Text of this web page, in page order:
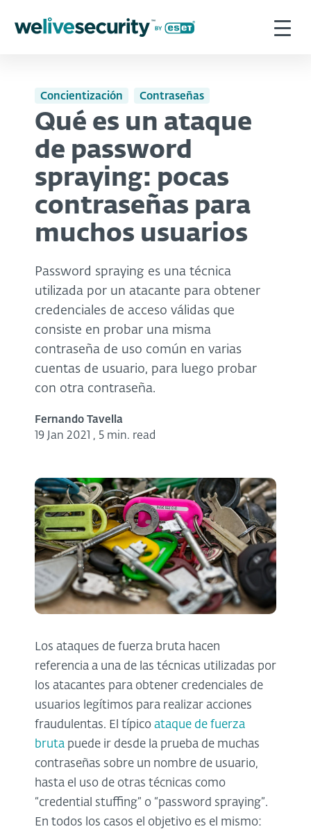
Concientización Contraseñas
Qué es un ataque
de password
spraying: pocas
contraseñas para
muchos usuarios
Password spraying es una técnica
utilizada por un atacante para obtener
credenciales de acceso válidas que
consiste en probar una misma
contraseña de uso común en varias
cuentas de usuario, para luego probar
con otra contraseña.
Fernando Tavella
19 Jan 2021 , 5 min. read
Los ataques de fuerza bruta hacen
referencia a una de las técnicas utilizadas por
los atacantes para obtener credenciales de
usuarios legítimos para realizar acciones
fraudulentas. El típico ataque de fuerza
bruta puede ir desde la prueba de muchas
contraseñas sobre un nombre de usuario,
hasta el uso de otras técnicas como
“credential stuffing” o “password spraying”.
En todos los casos el objetivo es el mismo: